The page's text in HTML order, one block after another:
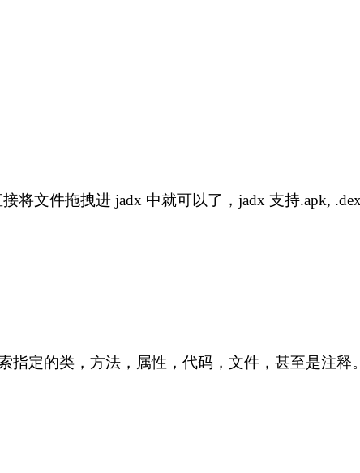
将文件拖拽进 jadx 中就可以了，jadx 支持.apk,
定的类，方法，属性，代码，文件，甚至是注释。